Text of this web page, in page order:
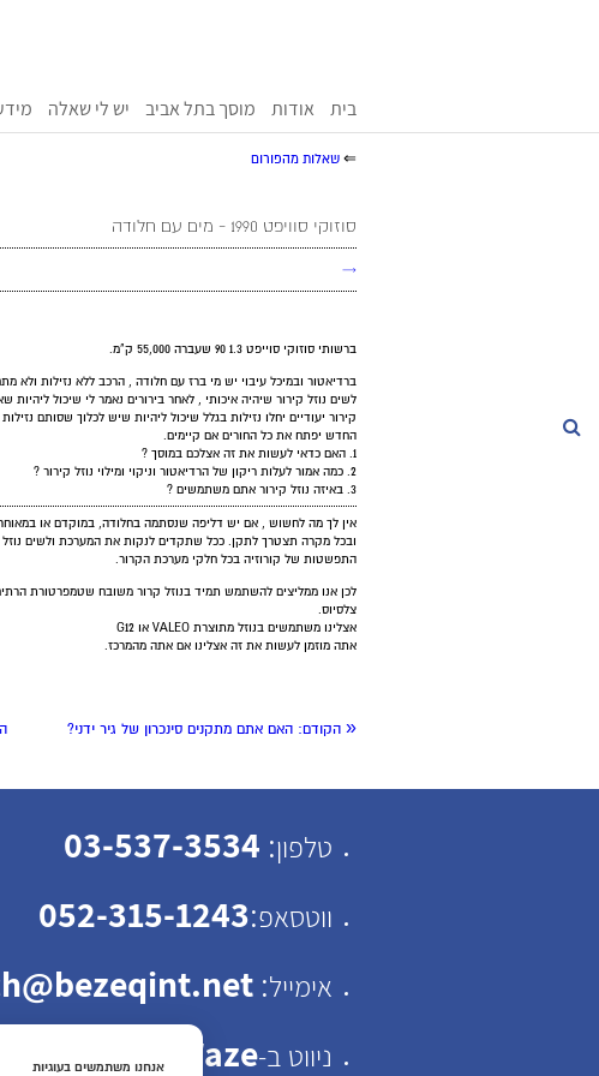
בית אודות מוסך בתל אביב יש לי שאלה
⇐ שאלות מהפורום
סוזוקי סוויפט 1990 - מים עם חלודה
→
ברשותי סוזוקי סוייפט 1.3 90 שעברה 55,000 ק"מ.
ברדיאטור ובמיכל עיבוי יש מי ברז עם חלודה , הרכב ללא נזילות ולא
לשים נוזל קירור שיהיה איכותי , לאחר בירורים נאמר לי שיכול ליהיות
קירור יעודיים יחלו נזילות בגלל שיכול ליהיות שיש לכלוך שסותם
החדש יפתח את כל החורים אם קיימים.
1. האם כדאי לעשות את זה אצלכם במוסך ?
2. כמה אמור לעלות ריקון של הרדיאטור וניקוי ומילוי נוזל קירור ?
3. באיזה נוזל קירור אתם משתמשים ?
אין לך מה לחשוש , אם יש דליפה שנסתמה בחלודה, במוקדם או
ובכל מקרה תצטרך לתקן. ככל שתקדים לנקות את המערכת ולשים
התפשטות של קורוזיה בכל חלקי מערכת הקרור.
צלסיוס.
אצלינו משתמשים בנוזל מתוצרת VALEO או G12
אתה מוזמן לעשות את זה אצלינו אם אתה מהמרכז.
« הקודם: האם אתם מתקנים סינכרון של גיר ידני?
טלפון:
03-537-3534
ווטסאפ:
052-315-1243
אימייל:
ניווט ב-Waze אנחנו משתמשים בעוגיות